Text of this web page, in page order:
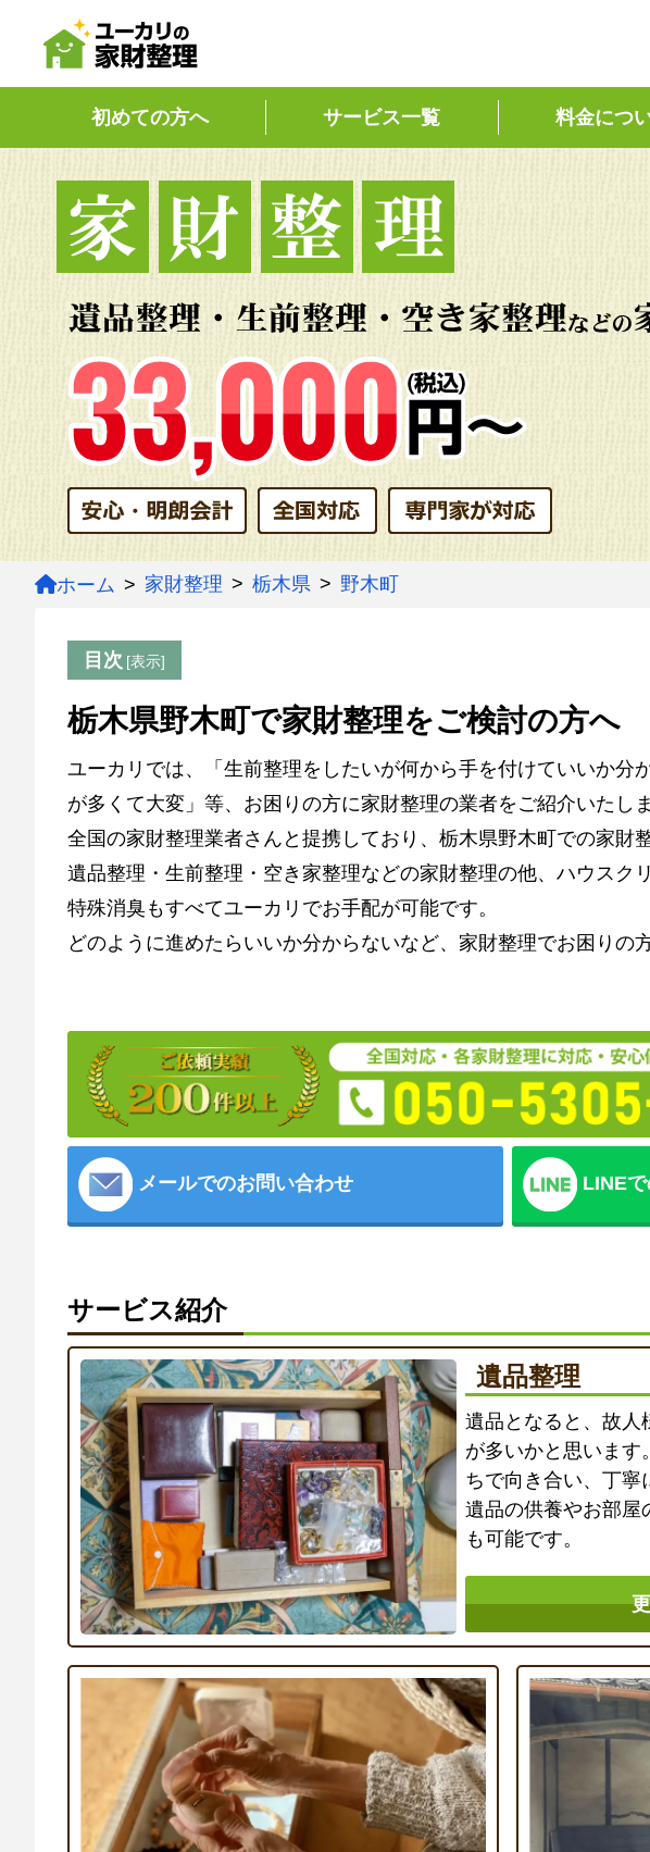
初めての方へ サービス一覧 料金につ
ホーム 家財整理 栃木県 野木町
目次
栃木県野木町で家財整理をご検討の方へ
ユーカリでは、「生前整理をしたいが何から手を付けていいか分
が多くて大変」等、お困りの方に家財整理の業者をご紹介いたしま
全国の家財整理業者さんと提携しており、栃木県野木町での家財
遺品整理・生前整理・空き家整理などの家財整理の他、ハウスク
特殊消臭もすべてユーカリでお手配が可能です。
どのように進めたらいいか分からないなど、家財整理でお困りの
メールでのお問い合わせ LINE
サービス紹介
遺品整理
遺品となると、故人
が多いかと思います
ちで向き合い、丁寧
遺品の供養やお部屋
も可能です。